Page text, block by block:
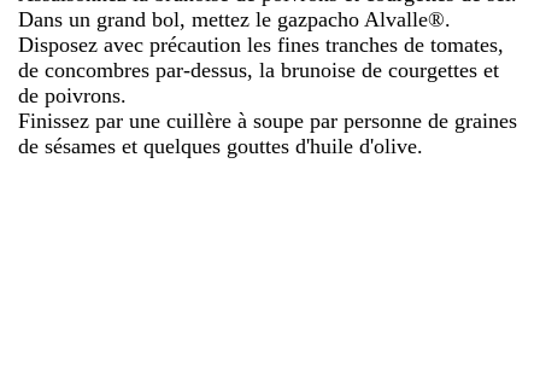
Dans un grand bol, mettez le gazpacho Alvalle®.
Disposez avec précaution les fines tranches de tomates,
de concombres par-dessus, la brunoise de courgettes et
de poivrons.
Finissez par une cuillère à soupe par personne de graines
de sésames et quelques gouttes d'huile d'olive.